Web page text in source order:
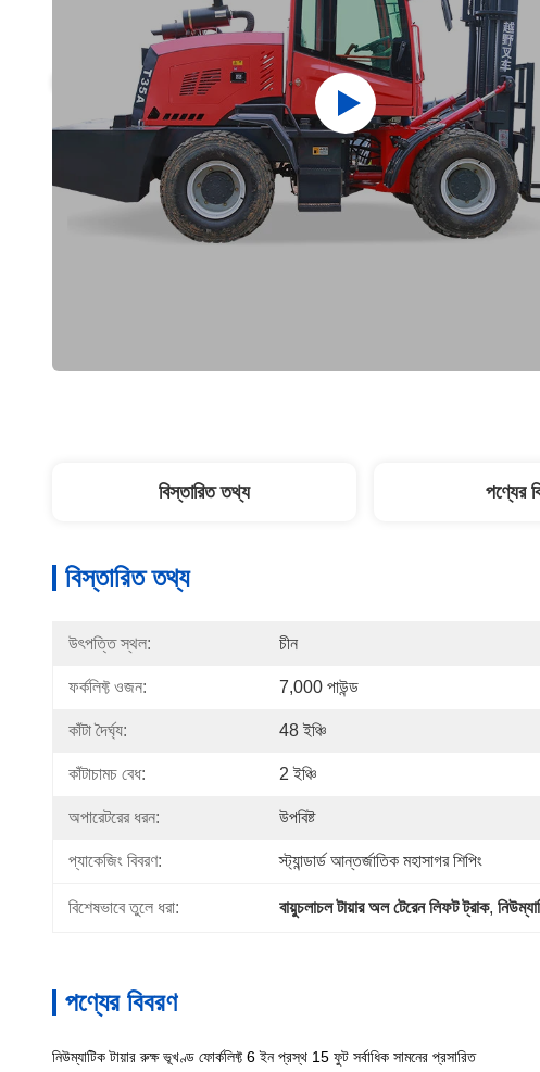
বিস্তারিত তথ্য পণ্যের
বিস্তারিত তথ্য
উৎপত্তি স্থল: চীন
ফর্কলিফ্ট ওজন: 7,000 পাউন্ড
কাঁটা দৈর্ঘ্য: 48 ইঞ্চি
কাঁটাচামচ বেধ: 2 ইঞ্চি
অপারেটরের ধরন: উপবিষ্ট
প্যাকেজিং বিবরণ: স্ট্যান্ডার্ড আন্তর্জাতিক মহাসাগর শিপিং
বিশেষভাবে তুলে ধরা: বায়ুচলাচল টায়ার অল টেরেন লিফট ট্রাক,
পণ্যের বিবরণ
নিউম্যাটিক টায়ার রুক্ষ ভূখণ্ড ফোর্কলিফ্ট 6 ইন প্রস্থ 15 ফুট সর্বাধিক সামনের প্রসারিত